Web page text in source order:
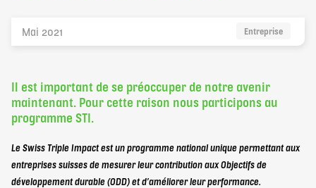
FR
Mai 2021 Entreprise
Il est important de se préoccuper de notre avenir
maintenant. Pour cette raison nous participons au
programme STI.
Le Swiss Triple Impact est un programme national unique permettant aux
entreprises suisses de mesurer leur contribution aux Objectifs de
développement durable (ODD) et d’améliorer leur performance.